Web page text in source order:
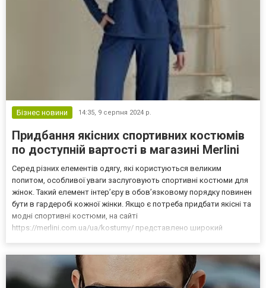
Бізнес новини 14:35, 9 серпня 2024 р.
Придбання якісних спортивних костюмів
по доступній вартості в магазині Merlini
Серед різних елементів одягу, які користуються великим
попитом, особливої уваги заслуговують спортивні костюми для
жінок. Такий елемент інтер’єру в обов’язковому порядку повинен
бути в гардеробі кожної жінки. Якщо є потреба придбати якісні та
модні спортивні костюми, на сайті
https://merlini.com.ua/ua/kostumy/ представлено широкий